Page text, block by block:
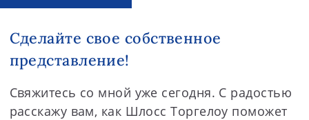
Сделайте свое собственное
представление!
Свяжитесь со мной уже сегодня. С радостью
расскажу вам, как Шлосс Торгелоу поможет